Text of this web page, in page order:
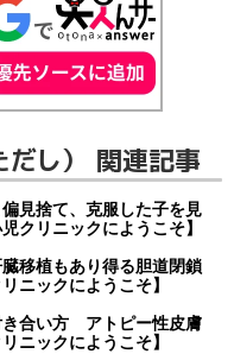
だし） 関連記事
見捨て、克服した子を見
クリニックにようこそ】
移植もあり得る胆道閉鎖
ニックにようこそ】
き合い方 アトピー性皮膚
ニックにようこそ】